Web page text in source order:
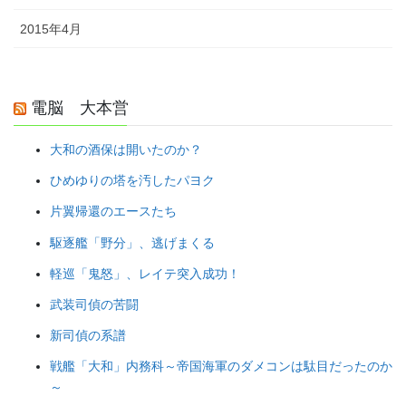
2015年4月
電脳 大本営
大和の酒保は開いたのか？
ひめゆりの塔を汚したパヨク
片翼帰還のエースたち
駆逐艦「野分」、逃げまくる
軽巡「鬼怒」、レイテ突入成功！
武装司偵の苦闘
新司偵の系譜
戦艦「大和」内務科～帝国海軍のダメコンは駄目だったのか
～